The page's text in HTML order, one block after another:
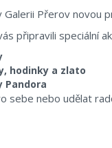
Galerii Přerov novou
připravili speciální
hodinky a zlato
Pandora
nebo udělat